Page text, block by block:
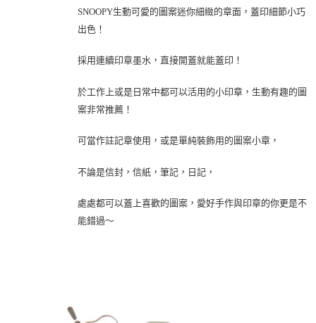
SNOOPY生動可愛的圖案迷你細緻的章面，蓋印細節小巧
出色！
採用連續印章墨水，直接開蓋就能蓋印！
於工作上或是日常中都可以活用的小印章，生動有趣的圖
案非常推薦！
可當作註記章使用，或是單純裝飾用的圖案小章，
不論是信封，信紙，筆記，日記，
處處都可以蓋上喜歡的圖案，愛好手作與印章的你更是不
能錯過～